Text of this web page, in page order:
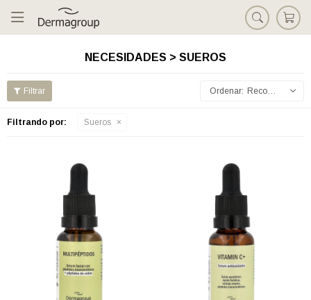

NECESIDADES > SUEROS
Recomendados
Filtrando por: Sueros